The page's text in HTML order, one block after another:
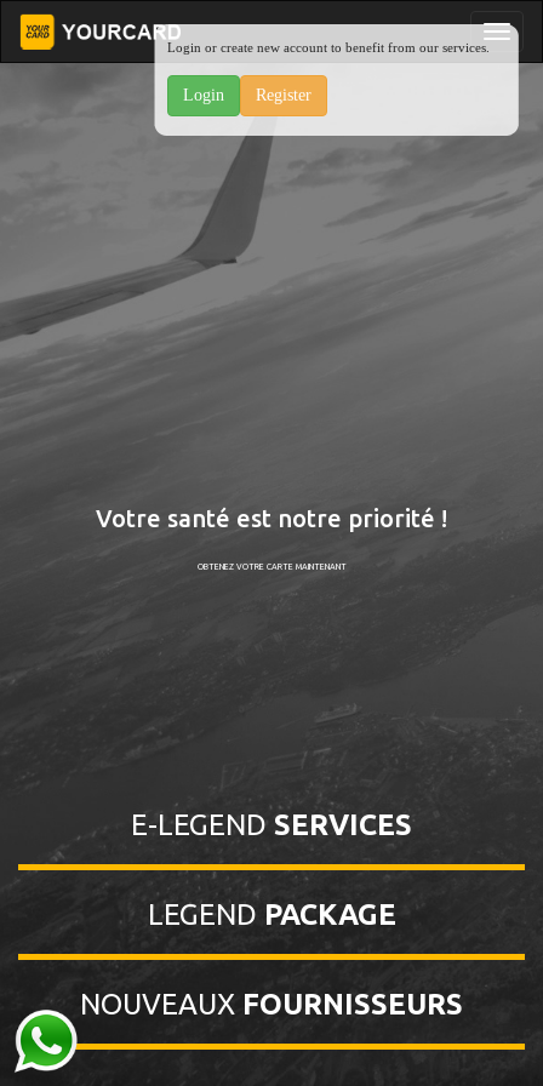
Votre santé est notre priorité !
OBTENEZ VOTRE CARTE MAINTENANT
E-LEGENDSERVICES
LEGEND PACKAGE
NOUVEAUX FOURNISSEURS
Login or create new account to benefit from our services.
Login Register